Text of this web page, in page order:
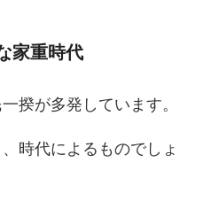
家重時代
揆が多発しています。
時代によるものでしょ